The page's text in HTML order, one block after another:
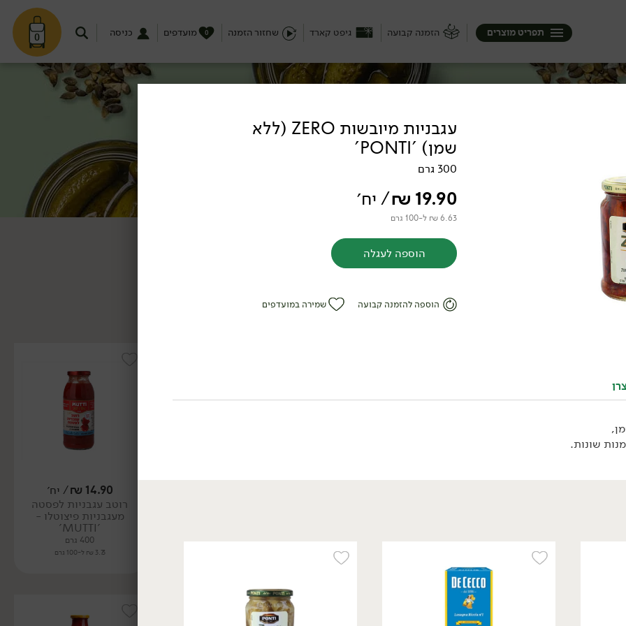
0 הזמנה קבועה גיפט קארד שחזור הזמנה מועדפים 0 כניסה תפריט מוצרים
אבל את חומרי הגלם כן! את הקטניות
הדליקטסים הכי איכותיים מחכים לכם כאן.
14.90
₪/ יח׳
רוטב עגבניות לפסטה
מעגבניות פיצוטלו -
'MUTTI'
400 גרם
3.73 ₪ ל-100 גרם
עגבניות מיובשות ZERO (ללא
שמן) 'PONTI'
300 גרם
19.90
₪/ יח׳
6.63 ₪ ל-100 גרם
הוספה לעגלה
הוספה להזמנה קבועה שמירה במועדפים
שונות.